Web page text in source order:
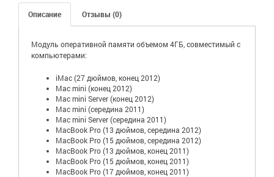
Описание Отзывы (0)
Модуль оперативной памяти объемом 4ГБ, совместимый с
компьютерами:
iMac (27 дюймов, конец 2012)
Mac mini (конец 2012)
Mac mini Server (конец 2012)
Mac mini (середина 2011)
Mac mini Server (середина 2011)
MacBook Pro (13 дюймов, середина 2012)
MacBook Pro (15 дюймов, середина 2012)
MacBook Pro (13 дюймов, конец 2011)
MacBook Pro (15 дюймов, конец 2011)
MacBook Pro (17 дюймов, конец 2011)